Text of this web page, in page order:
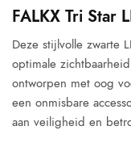
FALKX Tri Star
Deze stijlvolle zwarte
optimale
ontworpen met oog
een onmisbare
aan veiligheid en